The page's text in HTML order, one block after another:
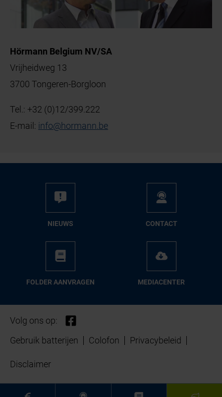
Hörmann Belgium NV/SA
Vrijheidweg 13
3700 Tongeren-Borgloon
Tel.: +32 (0)12/399.222
E-mail: info@hormann be
NIEUWS CON­TACT
FOL­DER AAN­VRA­GEN ME­DIA­CEN­TER
Volg ons op:
Gebruik batterijen
Colofon Privacybeleid
Disclaimer